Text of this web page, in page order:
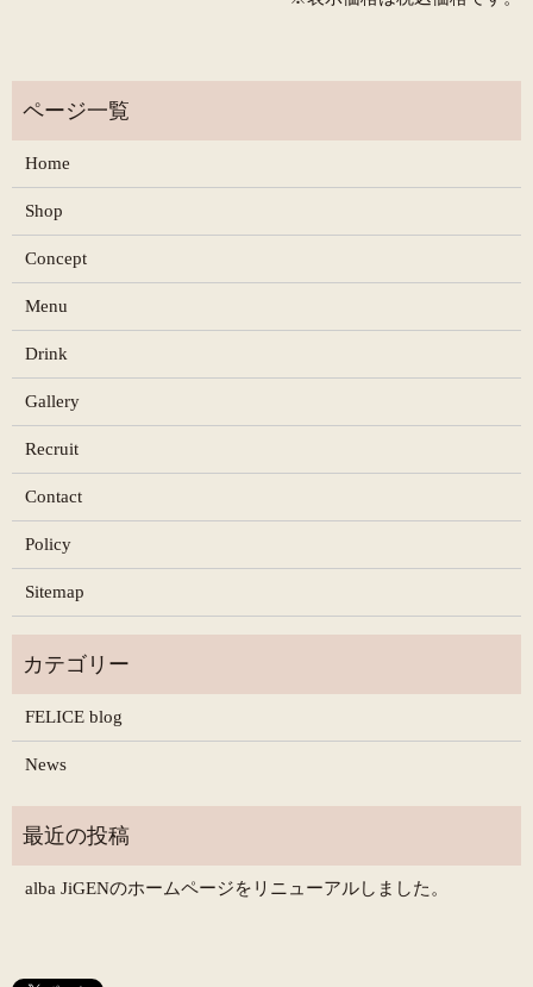
Home
Shop
Concept
Menu
Drink
Gallery
Recruit
Contact
Policy
Sitemap
FELICE blog
News
alba JiGENのホームページをリニューアルしました。